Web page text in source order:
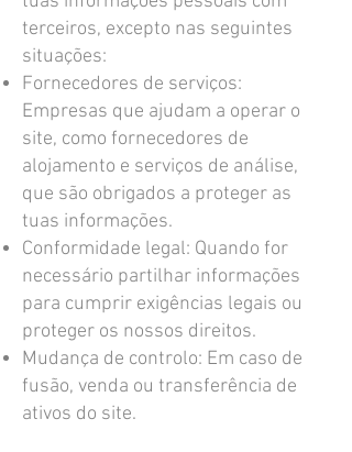
terceiros, excepto nas seguintes
situações:
Fornecedores de serviços:
Empresas que ajudam a operar o
site, como fornecedores de
alojamento e serviços de análise,
que são obrigados a proteger as
tuas informações.
Conformidade legal: Quando for
necessário partilhar informações
para cumprir exigências legais ou
proteger os nossos direitos.
Mudança de controlo: Em caso de
fusão, venda ou transferência de
ativos do site.